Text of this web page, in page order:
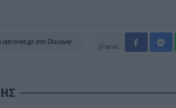
iatronet.gr στο Discover
shares